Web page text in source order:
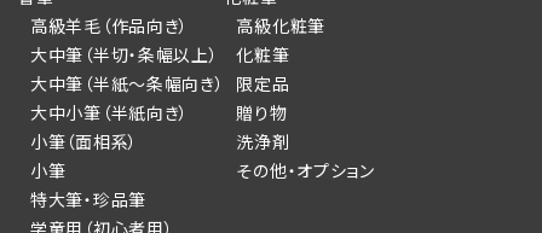
高級羊毛（作品向き）
大中筆（半切・条幅以上）
大中筆（半紙～条幅向き）
大中小筆（半紙向き）
小筆（面相系）
小筆
特大筆・珍品筆
高級化粧筆
化粧筆
限定品
贈り物
洗浄剤
その他・オプション